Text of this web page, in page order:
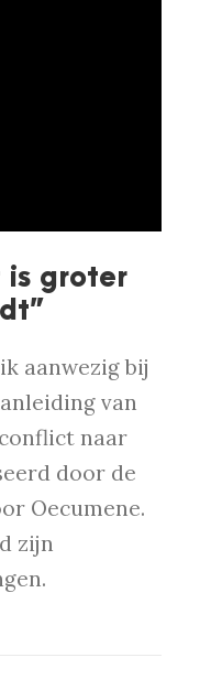
is groter
aanwezig bij
van
naar
door de
Oecumene.
zijn